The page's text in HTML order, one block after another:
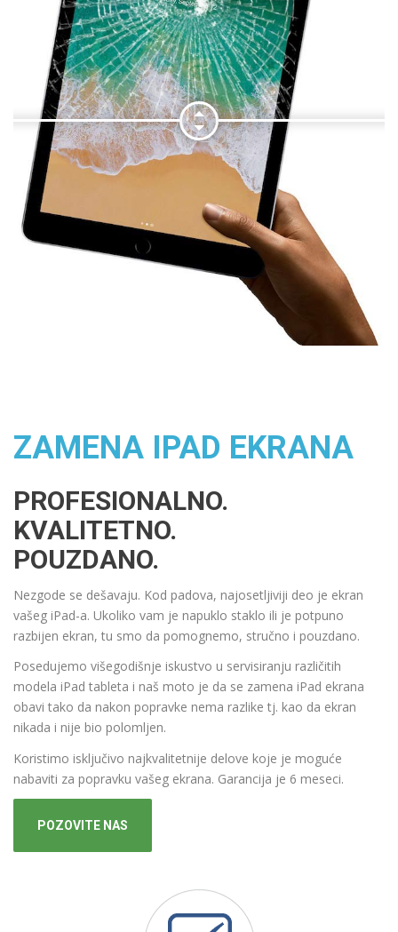
ZAMENA IPAD EKRANA
PROFESIONALNO.
KVALITETNO.
POUZDANO.
Nezgode se dešavaju. Kod padova, najosetljiviji deo je ekran
vašeg iPad-a. Ukoliko vam je napuklo staklo ili je potpuno
razbijen ekran, tu smo da pomognemo, stručno i pouzdano.
Posedujemo višegodišnje iskustvo u servisiranju različitih
modela iPad tableta i naš moto je da se zamena iPad ekrana
obavi tako da nakon popravke nema razlike tj. kao da ekran
nikada i nije bio polomljen.
Koristimo isključivo najkvalitetnije delove koje je moguće
nabaviti za popravku vašeg ekrana. Garancija je 6 meseci.
POZOVITE NAS